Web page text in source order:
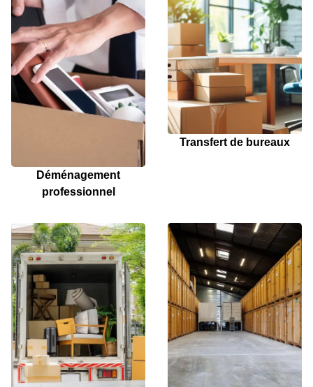
Déménagement
professionnel
Transfert de bureaux